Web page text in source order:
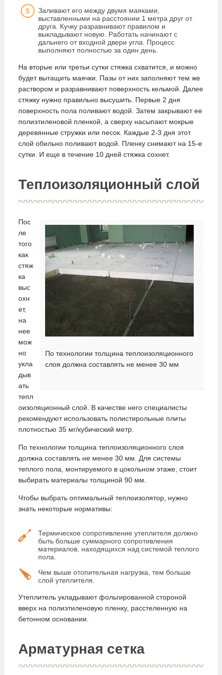
Заливают его между двумя маяками,
выставленными на расстоянии 1 метра друг от
друга. Кучку разравнивают правилом и
выкладывают новую. Работать начинают с
дальнего от входной двери угла. Процесс
выполняют полностью за один день.
На вторые или третьи сутки стяжка схватится, и можно
будет вытащить маячки. Пазы от них заполняют тем же
раствором и разравнивают поверхность кельмой. Далее
стяжку нужно правильно высушить. Первые 2 дня
поверхность пола поливают водой. Затем закрывают ее
полиэтиленовой пленкой, а сверху насыпают мокрые
деревянные стружки или песок. Каждые 2-3 дня этот
слой обильно поливают водой. Пленку снимают на 15-е
сутки. И еще в течение 10 дней стяжка сохнет.
Теплоизоляционный слой
По технологии толщина теплоизоляционного
слоя должна составлять не менее 30 мм
Пос
ле
того
как
стяж
ка
выс
охн
ет,
на
нее
мож
но
укла
дыв
ать
тепл
оизоляционный слой. В качестве него специалисты
рекомендуют использовать полистирольные плиты
плотностью 35 мг/кубический метр.
По технологии толщина теплоизоляционного слоя
должна составлять не менее 30 мм. Для системы
теплого пола, монтируемого в цокольном этаже, стоит
выбирать материалы толщиной 90 мм.
Чтобы выбрать оптимальный теплоизолятор, нужно
знать некоторые нормативы:
Термическое сопротивление утеплителя должно
быть больше суммарного сопротивления
материалов, находящихся над системой теплого
пола.
Чем выше отопительная нагрузка, тем больше
слой утеплителя.
Утеплитель укладывают фольгированной стороной
вверх на полиэтиленовую пленку, расстеленную на
бетонном основании.
Арматурная сетка